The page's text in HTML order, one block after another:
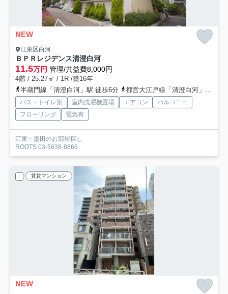
NEW
江東区白河
ＢＰＲレジデンス清澄白河
11.5万円 管理/共益費8,000円
4階 / 25.27㎡ / 1R /築16年
半蔵門線「清澄白河」駅 徒歩6分
都営大江戸線「清澄白河」駅 徒歩9分
バス・トイレ別 室内洗濯機置場 エアコン
バルコニー
フローリング
電気有
江東・墨田のお部屋探し
ROOTS 03-5638-8866
賃貸マンション
NEW